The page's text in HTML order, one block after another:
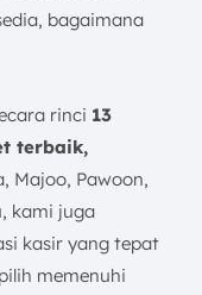
Hardware
bagaimana
rinci 13
terbaik,
Majoo, Pawoon,
kami juga
kasir yang tepat
memenuhi